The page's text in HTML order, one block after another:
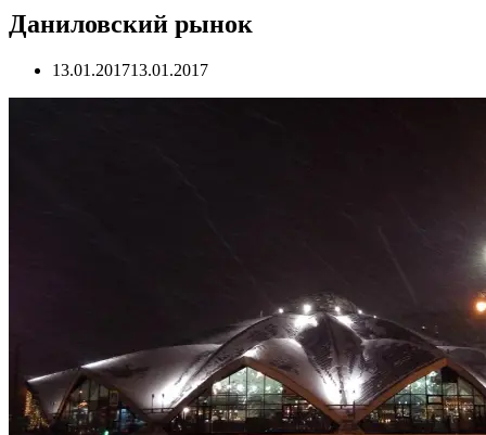
Даниловский рынок
13.01.201713.01.2017